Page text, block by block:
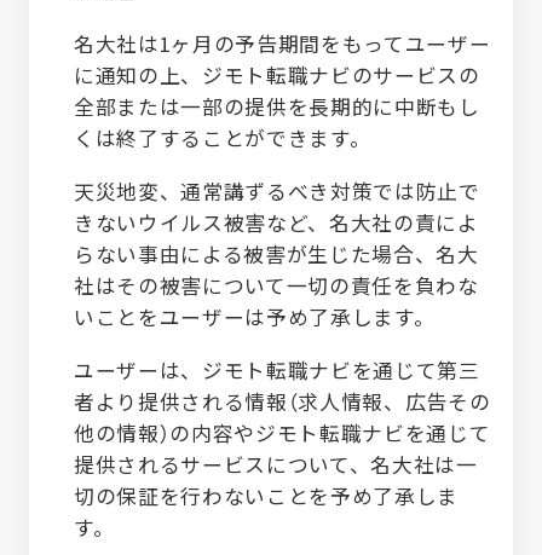
名大社は1ヶ月の予告期間をもってユーザー
に通知の上、ジモト転職ナビのサービスの
全部または一部の提供を長期的に中断もし
くは終了することができます。
天災地変、通常講ずるべき対策では防止で
きないウイルス被害など、名大社の責によ
らない事由による被害が生じた場合、名大
社はその被害について一切の責任を負わな
いことをユーザーは予め了承します。
ユーザーは、ジモト転職ナビを通じて第三
者より提供される情報（求人情報、広告その
他の情報）の内容やジモト転職ナビを通じて
提供されるサービスについて、名大社は一
切の保証を行わないことを予め了承しま
す。